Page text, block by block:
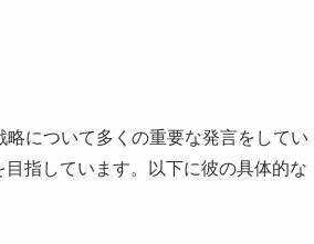
について多くの重要な発言をしてい
指しています。以下に彼の具体的な